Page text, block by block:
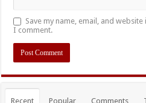
Save my name, email, and
I comment.
Recent Popular Comments